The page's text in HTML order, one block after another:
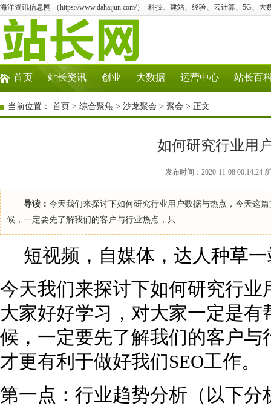
海洋资讯信息网 （https://www.dahaijun.com/）- 科技、建站、经验、云计算、5G、大
首页 站长资讯 创业 大数据 运营中心 站长百
当前位置： 首页 > 综合聚焦 > 沙龙聚会 > 聚会 > 正文
如何研究行业用
发布时间：2020-11-08 00:14:24
导读： 今天我们来探讨下如何研究行业用户数据与热点，今天这
候，一定要先了解我们的客户与行业热点，只
短视频，自媒体，达人种草一
今天我们来探讨下如何研究行
大家好好学习，对大家一定是
候，一定要先了解我们的客户
才更有利于做好我们SEO工作。
第一点：行业趋势分析（以下分